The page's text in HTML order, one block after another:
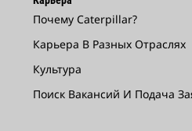
Почему Caterpillar?
Карьера В Разных Отраслях
Культура
Поиск Вакансий И Подача